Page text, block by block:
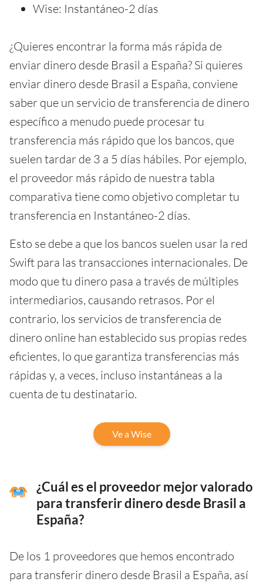
Wise: Instantáneo-2 días
¿Quieres encontrar la forma más rápida de
enviar dinero desde Brasil a España? Si quieres
enviar dinero desde Brasil a España, conviene
saber que un servicio de transferencia de dinero
específico a menudo puede procesar tu
transferencia más rápido que los bancos, que
suelen tardar de 3 a 5 días hábiles. Por ejemplo,
el proveedor más rápido de nuestra tabla
comparativa tiene como objetivo completar tu
transferencia en Instantáneo-2 días.
Esto se debe a que los bancos suelen usar la red
Swift para las transacciones internacionales. De
modo que tu dinero pasa a través de múltiples
intermediarios, causando retrasos. Por el
contrario, los servicios de transferencia de
dinero online han establecido sus propias redes
eficientes, lo que garantiza transferencias más
rápidas y, a veces, incluso instantáneas a la
cuenta de tu destinatario.
Ve a Wise
¿Cuál es el proveedor mejor valorado
para transferir dinero desde Brasil a
España?
De los 1 proveedores que hemos encontrado
para transferir dinero desde Brasil a España, así